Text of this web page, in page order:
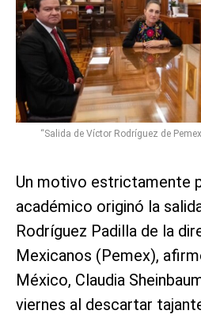
“Salida de Víctor Rodríguez de
Un motivo estrictamente
académico originó la
Rodríguez Padilla de la
Mexicanos (Pemex),
México, Claudia
viernes al descartar